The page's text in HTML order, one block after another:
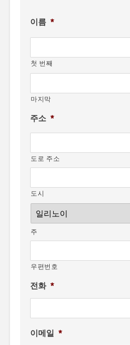
이름 *
첫 번째
마지막
주소 *
도로 주소
도시
주
우편번호
전화 *
이메일 *